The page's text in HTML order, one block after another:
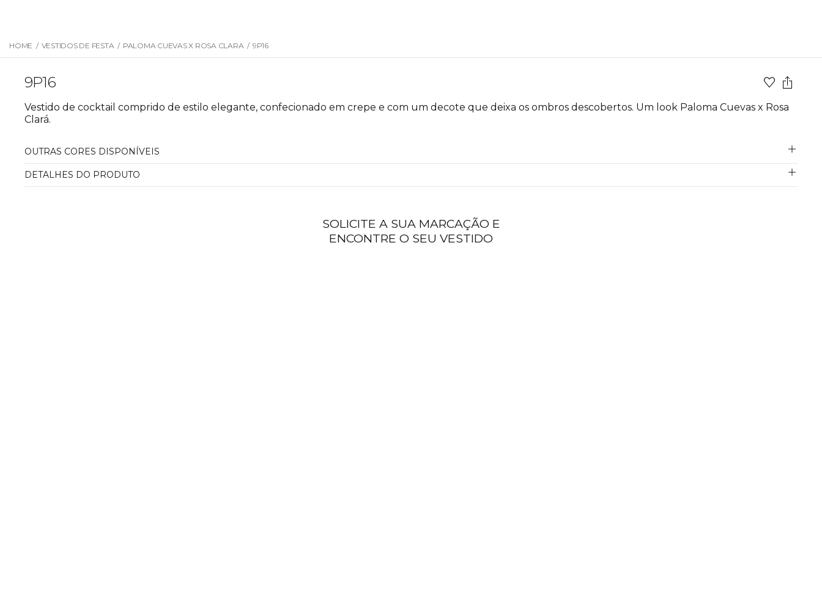
HOME / VESTIDOS DE FESTA / PALOMA CUEVAS X ROSA CLARA / 9P16
9P16
Vestido de cocktail comprido de estilo elegante, confecionado em crepe e com um decote que deixa os ombros descobertos. Um look Paloma Cuevas x Rosa
Clará.
OUTRAS CORES DISPONÍVEIS
DETALHES DO PRODUTO
SOLICITE A SUA MARCAÇÃO E
ENCONTRE O SEU VESTIDO